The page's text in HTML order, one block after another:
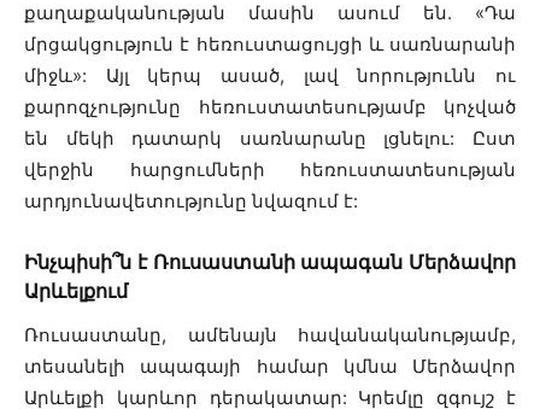
քաղաքականության մասին ասում են. «Դա
մրցակցություն է հեռուստացույցի և սառնարանի
միջև»: Այլ կերպ ասած, լավ նորությունն ու
քարոզչությունը հեռուստատեսությամբ կոչված
են մեկի դատարկ սառնարանը լցնելու: Ըստ
վերջին հարցումների հեռուստատեսության
արդյունավետությունը նվազում է:
Ինչպիսի՞ն է Ռուսաստանի ապագան Մերձավոր
Արևելքում
Ռուսաստանը, ամենայն հավանականությամբ,
տեսանելի ապագայի համար կմնա Մերձավոր
Արևելքի կարևոր դերակատար: Կրեմլը զգույշ է